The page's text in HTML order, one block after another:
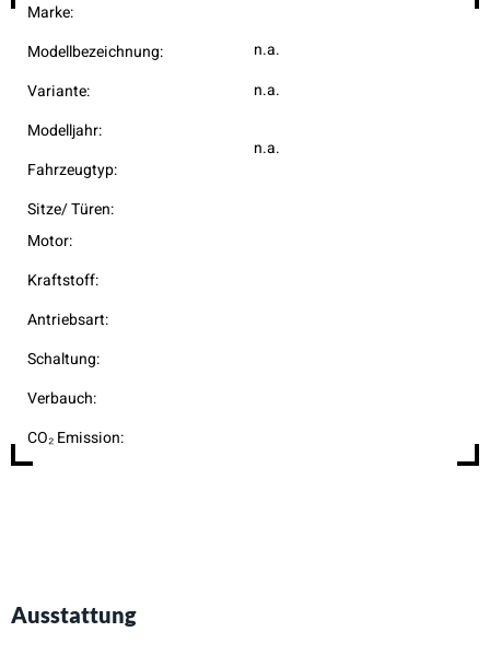
Marke:
Modellbezeichnung:
Variante:
Modelljahr:
Fahrzeugtyp:
Sitze/ Türen:
n.a.
n.a.
n.a.
Motor:
Kraftstoff:
Antriebsart:
Schaltung:
Verbauch:
CO₂ Emission:
Ausstattung